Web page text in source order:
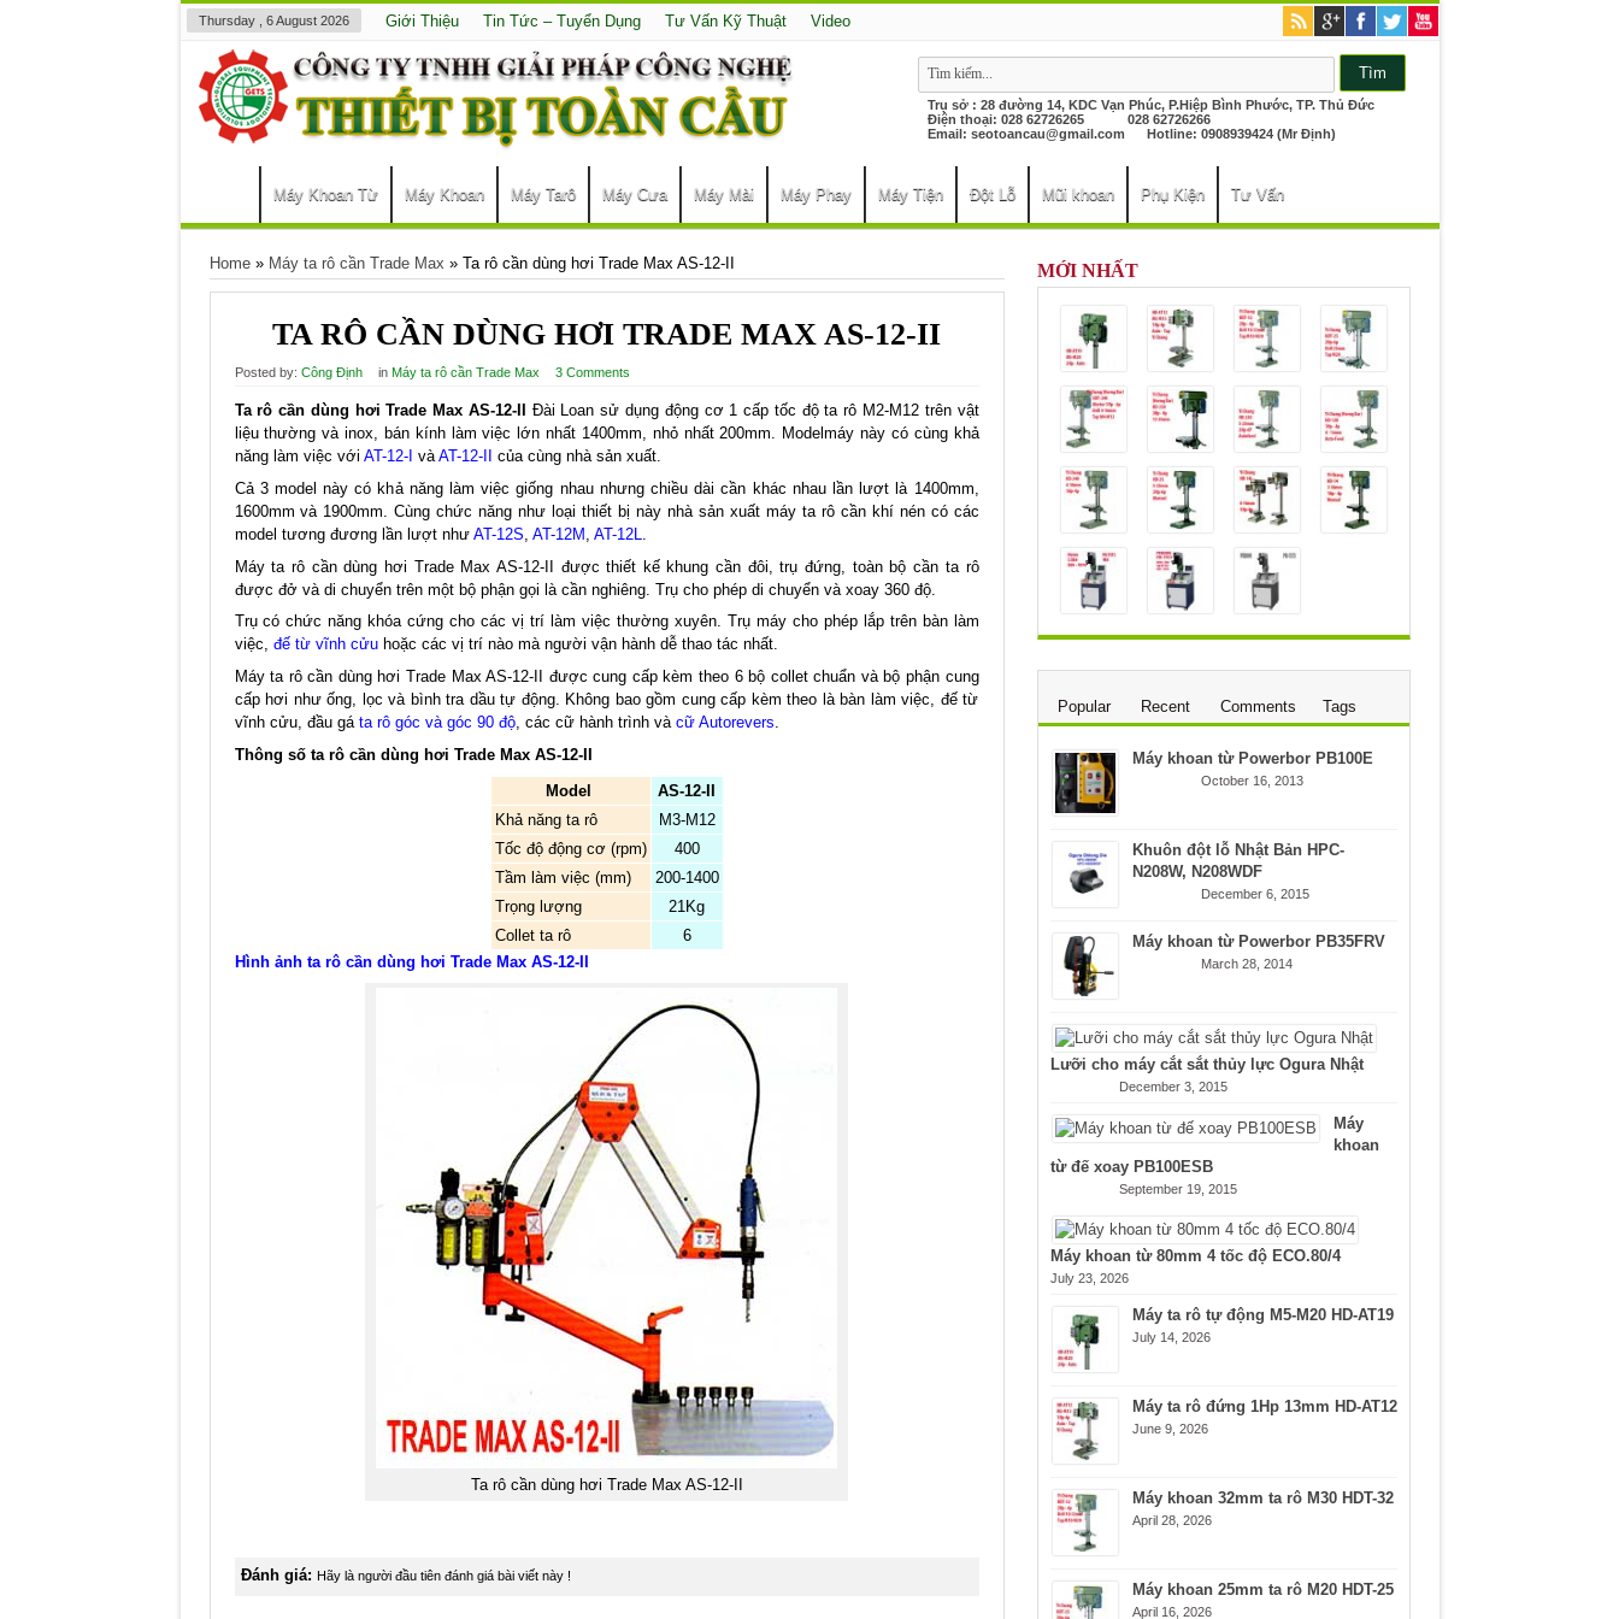
Thursday , 6 August 2026 Giới Thiệu Tin Tức – Tuyển Dụng Tư Vấn Kỹ Thuật Video
Trụ sở : 28 đường 14, KDC Vạn Phúc, P.Hiệp Bình Phước, TP. Thủ Đức
Điện thoại: 028 62726265 028 62726266
Email: seotoancau@gmail.com Hotline: 0908939424 (Mr Định)
Máy Khoan Từ Máy Khoan Máy Tarô Máy Cưa Máy Mài Máy Phay Máy Tiện Đột Lỗ Mũi khoan Phụ Kiện Tư Vấn
Home» Máy ta rô cần Trade Max » Ta rô cần dùng hơi Trade Max AS-12-II
TA RÔ CẦN DÙNG HƠI TRADE MAX AS-12-II
Posted by: Công Định in Máy ta rô cần Trade Max 3 Comments
Ta rô cần dùng hơi Trade Max AS-12-II
Đài Loan sử dụng động cơ 1 cấp tốc độ ta rô M2-M12 trên vật
liệu thường và inox, bán kính làm việc lớn nhất 1400mm, nhỏ nhất 200mm. Modelmáy này có cùng khả
năng làm việc với AT-12-I vàAT-12-II
của cùng nhà sản xuất.
Cả 3 model này có khả năng làm việc giống nhau nhưng chiều dài cần khác nhau lần lượt là 1400mm,
1600mm và 1900mm. Cùng chức năng như loại thiết bị này nhà sản xuất máy ta rô cần khí nén có các
model tương đương lần lượt như AT-12S AT-12M AT-12L
Máy ta rô cần dùng hơi Trade Max AS-12-II được thiết kế khung cần đôi, trụ đứng, toàn bộ cần ta rô
được đở và di chuyển trên một bộ phận gọi là cần nghiêng. Trụ cho phép di chuyển và xoay 360 độ.
Trụ có chức năng khóa cứng cho các vị trí làm việc thường xuyên. Trụ máy cho phép lắp trên bàn làm
việc, đế từ vĩnh cửuhoặc các vị trí nào mà người vận hành dễ thao tác nhất.
Máy ta rô cần dùng hơi Trade Max AS-12-II được cung cấp kèm theo 6 bộ collet chuẩn và bộ phận cung
cấp hơi như ống, lọc và bình tra dầu tự động. Không bao gồm cung cấp kèm theo là bàn làm việc, đế từ
vĩnh cửu, đầu gáta rô góc và góc 90 độ, các cữ hành trình và cữ Autorevers.
Thông số ta rô cần dùng hơi Trade Max AS-12-II
Model
AS-12-II
Khả năng ta rô
M3-M12
Tốc độ động cơ (rpm)
400
Tầm làm việc (mm)
200-1400
Trọng lượng
21Kg
Collet ta rô
6
Hình ảnh ta rô cần dùng hơi Trade Max AS-12-II
Ta rô cần dùng hơi Trade Max AS-12-II
Đánh giá: Hãy là người đầu tiên đánh giá bài viết này !
MỚI NHẤT
Popular Recent Comments Tags
Máy khoan từ Powerbor PB100E
October 16, 2013
Khuôn đột lỗ Nhật Bản HPC-
N208W, N208WDF
December 6, 2015
Máy khoan từ Powerbor PB35FRV
March 28, 2014
Lưỡi cho máy cắt sắt thủy lực Ogura Nhật
December 3, 2015
Máy
khoan
từ đế xoay PB100ESB
September 19, 2015
Máy khoan từ 80mm 4 tốc độ ECO.80/4
July 23, 2026
Máy ta rô tự động M5-M20 HD-AT19
July 14, 2026
Máy ta rô đứng 1Hp 13mm HD-AT12
June 9, 2026
Máy khoan 32mm ta rô M30 HDT-32
April 28, 2026
Máy khoan 25mm ta rô M20 HDT-25
April 16, 2026